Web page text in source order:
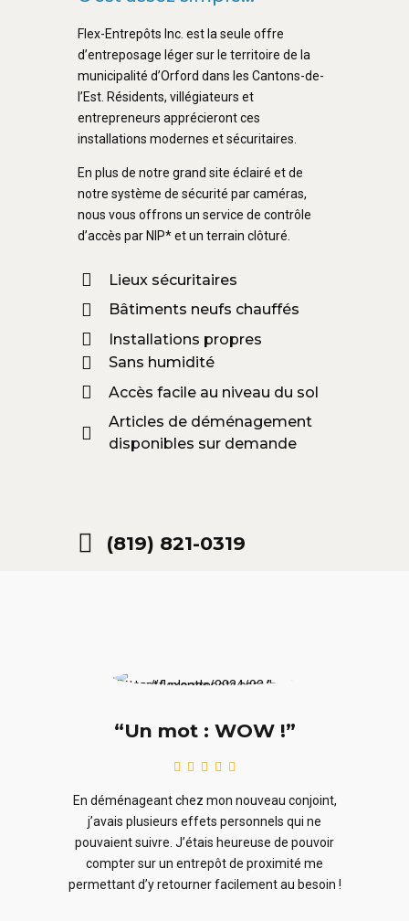
Flex-Entrepôts Inc. est la seule offre
d’entreposage léger sur le territoire de la
municipalité d’Orford dans les Cantons-de-
l’Est. Résidents, villégiateurs et
entrepreneurs apprécieront ces
installations modernes et sécuritaires.
En plus de notre grand site éclairé et de
notre système de sécurité par caméras,
nous vous offrons un service de contrôle
d’accès par NIP* et un terrain clôturé.
Lieux sécuritaires
Bâtiments neufs chauffés
Installations propres
Sans humidité
Accès facile au niveau du sol
Articles de déménagement
disponibles sur demande
(819) 821-0319
“Un mot : WOW !”
En déménageant chez mon nouveau conjoint,
j’avais plusieurs effets personnels qui ne
pouvaient suivre. J’étais heureuse de pouvoir
compter sur un entrepôt de proximité me
permettant d’y retourner facilement au besoin !